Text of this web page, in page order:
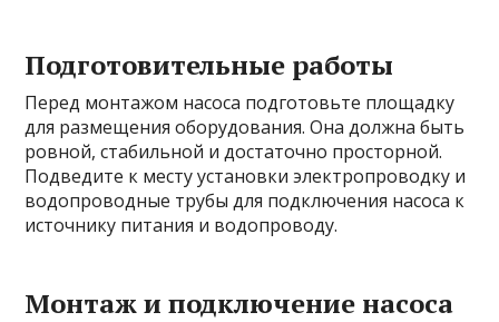
Подготовительные работы
Перед монтажом насоса подготовьте площадку
для размещения оборудования. Она должна быть
ровной, стабильной и достаточно просторной.
Подведите к месту установки электропроводку и
водопроводные трубы для подключения насоса к
источнику питания и водопроводу.
Монтаж и подключение насоса